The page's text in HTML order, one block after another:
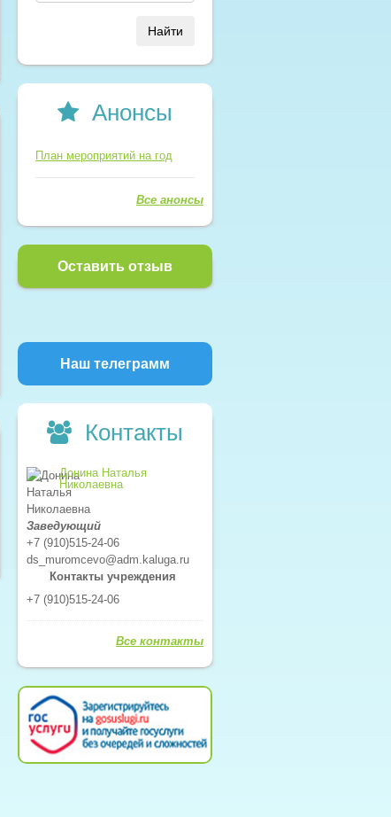
Найти
Анонсы
План мероприятий на год
Все анонсы
Оставить отзыв
Наш телеграмм
Контакты
Донина Наталья
Николаевна
Заведующий
+7 (910)515-24-06
ds_muromcevo@adm.kaluga.ru
Контакты учреждения
+7 (910)515-24-06
Все контакты